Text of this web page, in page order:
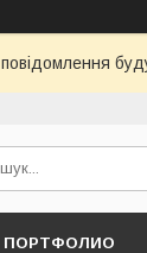
ПОРТФОЛИО